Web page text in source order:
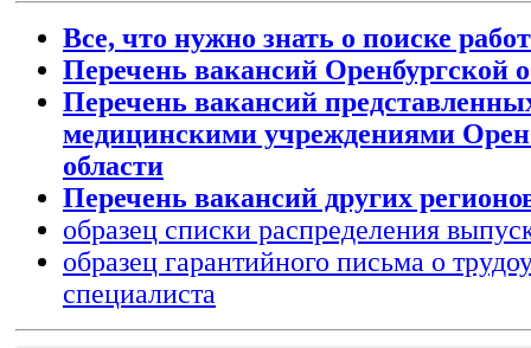
Все, что нужно знать о поиске
Перечень вакансий Оренбургской
Перечень вакансий
медицинскими учреждениями
области
Перечень вакансий других
образец списки распределения
образец гарантийного письма о
специалиста
Отчёт по трудоустройству за 2020-2022 гг
Отчёт по трудоустройству за 2019-2021гг
Отчёт по трудоустройству за 2014 год
Отчёт по трудоустройству за 2017-2019 год
Отчёт по трудоустройству за 2015 год